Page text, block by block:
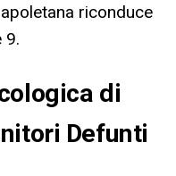
riconduce
9.
di
Defunti